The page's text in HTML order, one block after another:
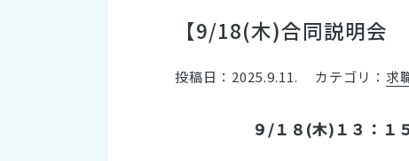
【9/18(木)合同説明会
投稿日：2025.9.11. カテゴリ： 求
９/１８(木)１３：１